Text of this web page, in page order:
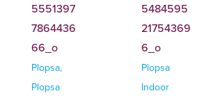
5551397
7864436
66_o
Plopsa,
Plopsa
5484595
21754369
6_o
Plopsa
Indoor